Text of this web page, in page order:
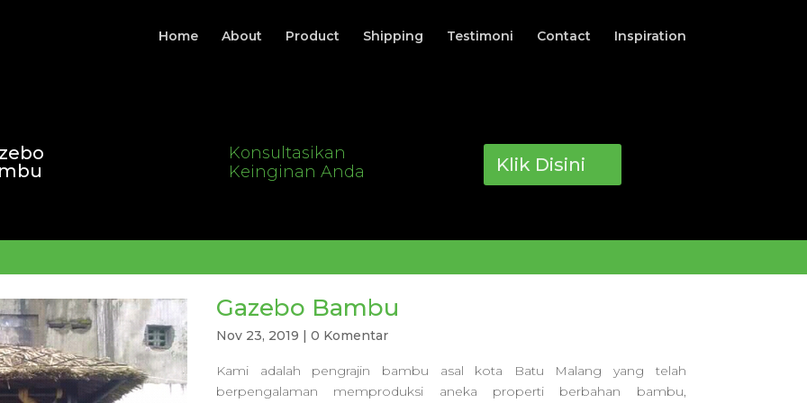
Home About Product Shipping Testimoni Contact Inspiration
Konsultasikan
Keinginan Anda
Klik Disini
Gazebo Bambu
Nov 23, 2019 |0 Komentar
Kami adalah pengrajin bambu asal kota Batu Malang yang telah
berpengalaman memproduksi aneka properti berbahan bambu,